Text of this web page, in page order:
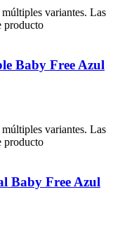
variantes. Las
producto
Baby Free Azul
variantes. Las
producto
Baby Free Azul